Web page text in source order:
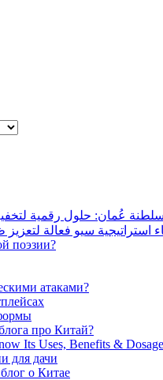
عُمان: حلول رقمية
استراتيجية سيو فعالة
поэзии?
атаками?
про Китай?
Its Uses, Benefits &
для дачи
о Китае